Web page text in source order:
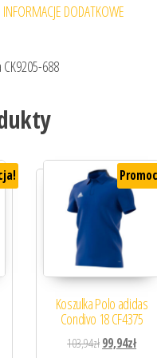
INFORMACJE DODATKOWE
688
Koszulka Polo adidas
Condivo 18 CF4375
103,94złPierwotna
99,94zł